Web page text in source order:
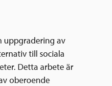
uppgradering av
till sociala
Detta arbete är
oberoende